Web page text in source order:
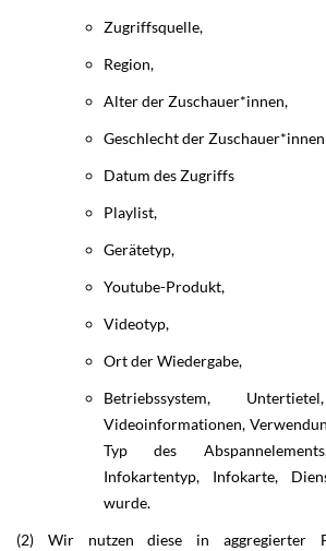
Zugriffsquelle,
Region,
Alter der Zuschauer*innen,
Geschlecht der Zuschauer*innen
Datum des Zugriffs
Playlist,
Gerätetyp,
Youtube-Produkt,
Videotyp,
Ort der Wiedergabe,
Betriebssystem,
Videoinformationen,
Typ des
Infokartentyp, Infokarte,
wurde.
(2) Wir nutzen diese in aggregierter